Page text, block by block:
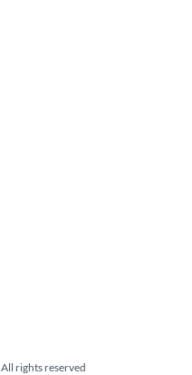
All rights reserved